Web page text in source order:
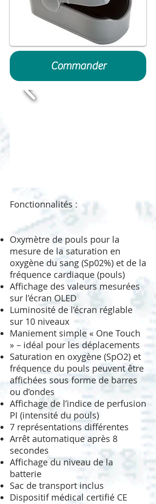
Commander
Fonctionnalités :
Oxymètre de pouls pour la
mesure de la saturation en
oxygène du sang (Sp02%) et de la
fréquence cardiaque (pouls)
Affichage des valeurs mesurées
sur l’écran OLED
Luminosité de l’écran réglable
sur 10 niveaux
Maniement simple « One Touch
» – idéal pour les déplacements
Saturation en oxygène (SpO2) et
fréquence du pouls peuvent être
affichées sous forme de barres
ou d’ondes
Affichage de l’indice de perfusion
PI (intensité du pouls)
7 représentations différentes
Arrêt automatique après 8
secondes
Affichage du niveau de la
batterie
Sac de transport inclus
Dispositif médical certifié CE